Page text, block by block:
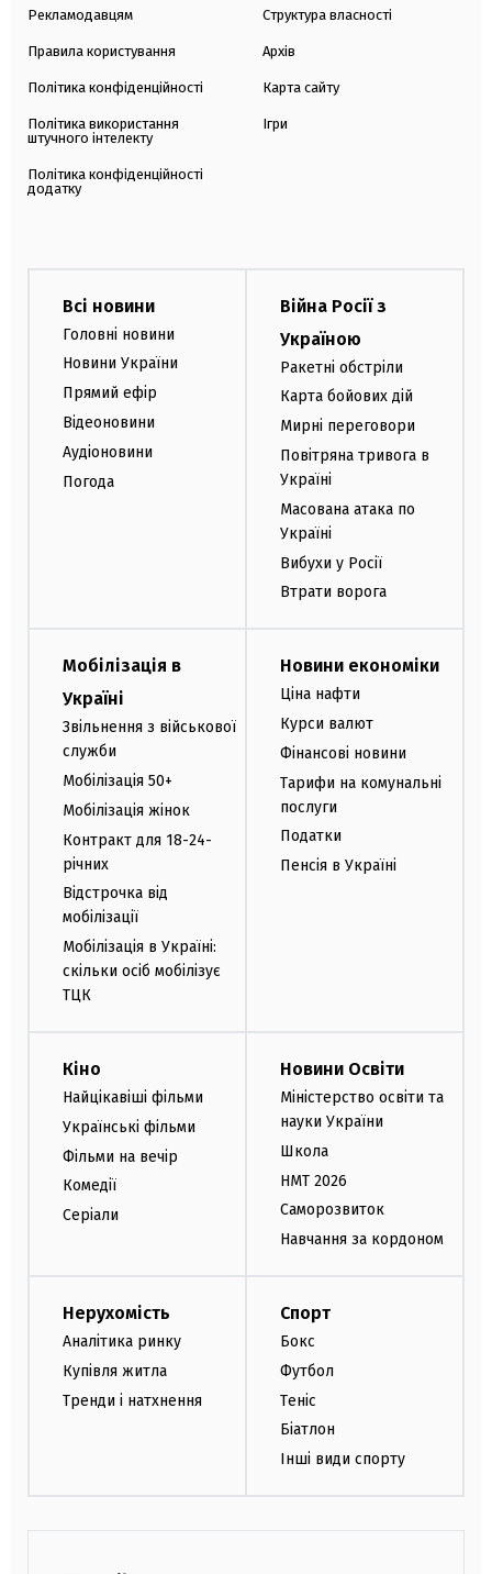
Рекламодавцям
Правила користування
Політика конфіденційності
Політика використання
штучного інтелекту
Політика конфіденційності
додатку
Структура власності
Архів
Карта сайту
Ігри
Всі новини
Головні новини
Новини України
Прямий ефір
Відеоновини
Аудіоновини
Погода
Війна Росії з
Україною
Ракетні обстріли
Карта бойових дій
Мирні переговори
Повітряна тривога в
Україні
Масована атака по
Україні
Вибухи у Росії
Втрати ворога
Мобілізація в
Україні
Звільнення з військової
служби
Мобілізація 50+
Мобілізація жінок
Контракт для 18-24-
річних
Відстрочка від
мобілізації
Мобілізація в Україні:
скільки осіб мобілізує
ТЦК
Новини економіки
Ціна нафти
Курси валют
Фінансові новини
Тарифи на комунальні
послуги
Податки
Пенсія в Україні
Кіно
Найцікавіші фільми
Українські фільми
Фільми на вечір
Комедії
Серіали
Новини Освіти
Міністерство освіти та
науки України
Школа
НМТ 2026
Саморозвиток
Навчання за кордоном
Нерухомість
Аналітика ринку
Купівля житла
Тренди і натхнення
Спорт
Бокс
Футбол
Теніс
Біатлон
Інші види спорту